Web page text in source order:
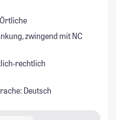
zwingend mit NC
rechtlich
Deutsch